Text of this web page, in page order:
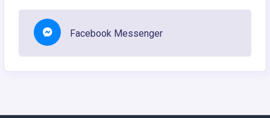
Facebook Messenger